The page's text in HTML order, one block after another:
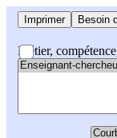
Imprimer Besoin
Métier,